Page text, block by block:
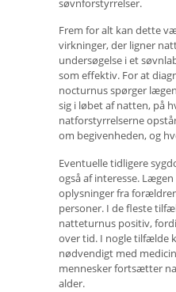
søvnforstyrrelser.
Frem for alt kan dette
virkninger, der ligner
undersøgelse i et
som effektiv. For at
nocturnus spørger
sig i løbet af natten, på
natforstyrrelserne
om begivenheden, og
Eventuelle tidligere
også af interesse.
oplysninger fra
personer. I de fleste
natteturnus positiv,
over tid. I nogle tilfælde
nødvendigt med
mennesker fortsætter
alder.